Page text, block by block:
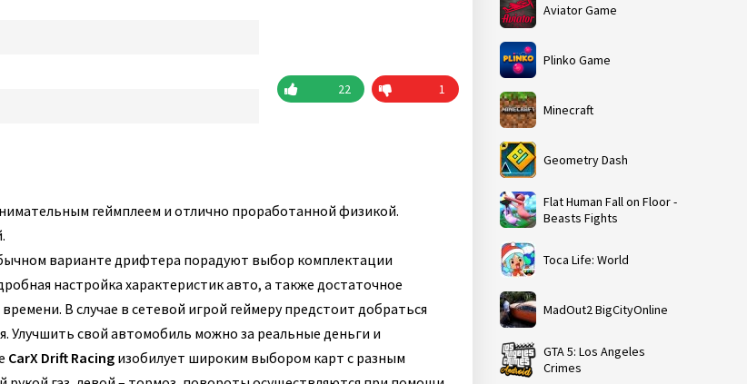
Aviator Game
Plinko Game
Minecraft
Geometry Dash
Flat Human Fall on Floor -
Beasts Fights
Toca Life: World
MadOut2 BigCityOnline
GTA 5: Los Angeles
Crimes
22 1
геймплеем и отлично проработанной физикой.
варианте дрифтера порадуют выбор комплектации
настройка характеристик авто, а также достаточное
В случае в сетевой игрой геймеру предстоит добраться
Улучшить свой автомобиль можно за реальные деньги и
CarX Drift Racing изобилует широким выбором карт с разным